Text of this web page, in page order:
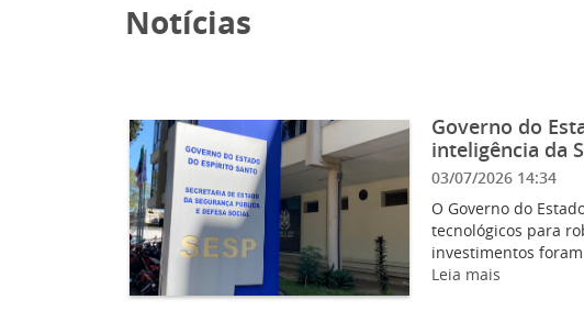
Notícias
Governo do
inteligência da
03/07/2026 14:34
O Governo do
tecnológicos para
investimentos
Leia mais